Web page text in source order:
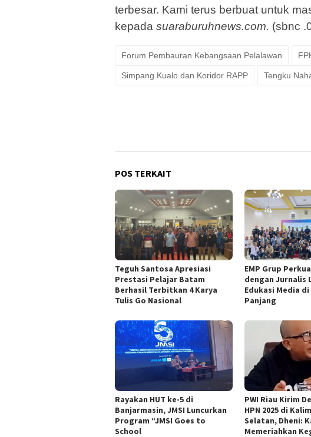
terbesar. Kami terus berbuat untuk
kepada suaraburuhnews.com. (sbnc
Forum Pembauran Kebangsaan Pelalawan
Simpang Kualo dan Koridor RAPP Tengku
POS TERKAIT
Teguh Santosa Apresiasi
Prestasi Pelajar Batam
Berhasil Terbitkan 4 Karya
Tulis Go Nasional
EMP Grup
dengan Jurnalis
Edukasi Media
Panjang
Rayakan HUT ke-5 di
Banjarmasin, JMSI Luncurkan
Program “JMSI Goes to
School
PWI Riau Kirim
HPN 2025 di
Selatan, Dheni:
Memeriahkan